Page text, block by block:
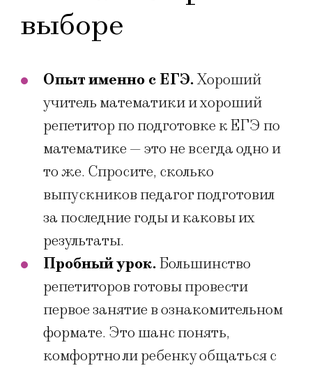
выборе
Опыт именно с ЕГЭ.Хороший
учитель математики и хороший
репетитор по подготовке к ЕГЭ по
математике — это не всегда одно и
то же. Спросите, сколько
выпускников педагог подготовил
за последние годы и каковы их
результаты.
Пробный урок.Большинство
репетиторов готовы провести
первое занятие в ознакомительном
формате. Это шанс понять,
комфортно ли ребенку общаться с